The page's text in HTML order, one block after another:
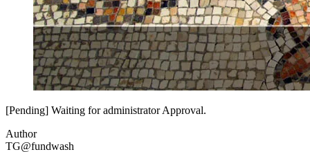
[Pending] Waiting for administrator Approval.
Author
TG@fundwash